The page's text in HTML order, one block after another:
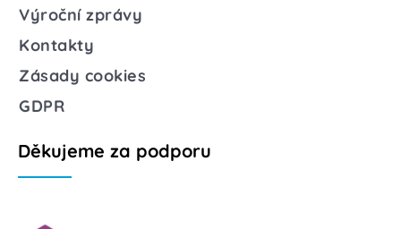
Výroční zprávy
Kontakty
Zásady cookies
GDPR
Děkujeme za podporu